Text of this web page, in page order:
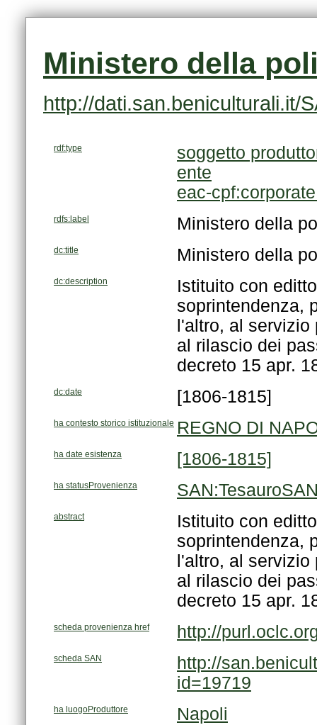
Ministero della
http://dati.san.beniculturali.it/
rdf:type
soggetto
ente
eac-
rdfs:label Ministero della
dc:title Ministero della
dc:description
decreto 15 apr.
dc:date [1806-1815]
ha contesto storico istituzionale REGNO DI
ha date esistenza [1806-1815]
ha statusProvenienza
abstract
decreto 15 apr.
scheda provenienza href http://
scheda SAN
id=19719
ha luogoProduttore Napoli